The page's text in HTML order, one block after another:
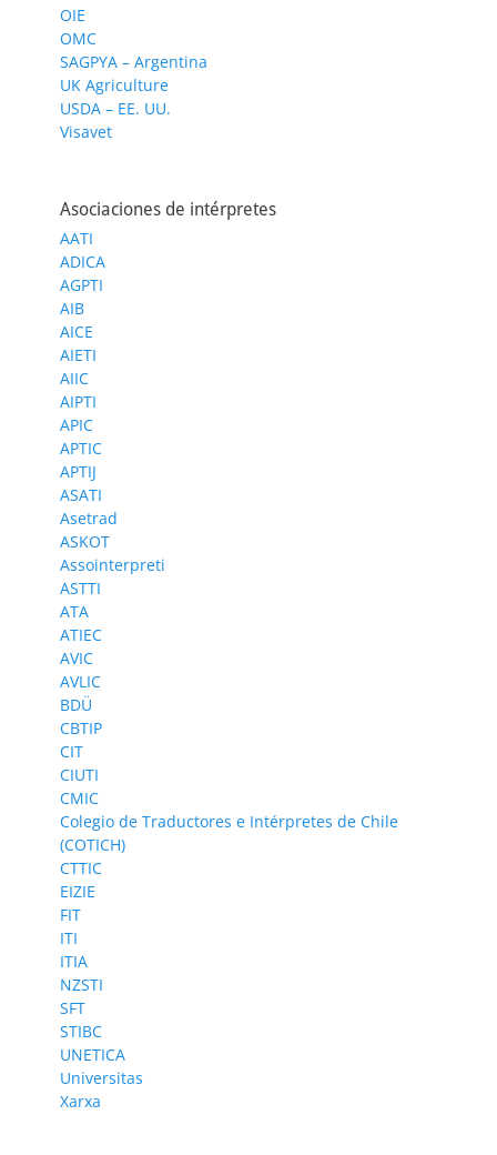
OIE
OMC
SAGPYA – Argentina
UK Agriculture
USDA – EE. UU.
Visavet
Asociaciones de intérpretes
AATI
ADICA
AGPTI
AIB
AICE
AIETI
AIIC
AIPTI
APIC
APTIC
APTIJ
ASATI
Asetrad
ASKOT
Assointerpreti
ASTTI
ATA
ATIEC
AVIC
AVLIC
BDÜ
CBTIP
CIT
CIUTI
CMIC
Colegio de Traductores e Intérpretes de Chile
(COTICH)
CTTIC
EIZIE
FIT
ITI
ITIA
NZSTI
SFT
STIBC
UNETICA
Universitas
Xarxa